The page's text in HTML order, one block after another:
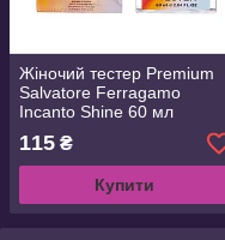
Жіночий тестер Premium
Salvatore Ferragamo
Incanto Shine 60 мл
115 ₴
Купити